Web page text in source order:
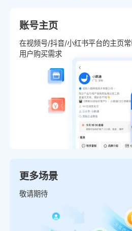
账号主页
在视频号/抖音/小红书平台的主页
用户购买需求
更多场景
敬请期待